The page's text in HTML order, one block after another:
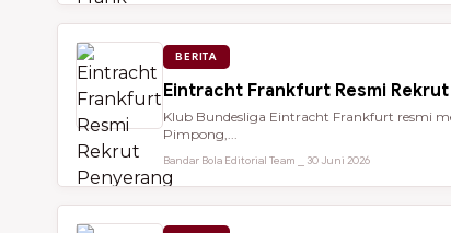
BERITA
Eintracht Frankfurt Resmi
Klub Bundesliga Eintracht Frankfurt resmi
Pimpong,...
Bandar Bola Editorial Team ⎯ 30 Juni 2026